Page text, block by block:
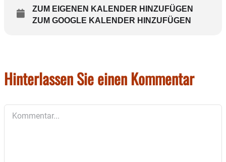
ZUM EIGENEN KALENDER HINZUFÜGEN
ZUM GOOGLE KALENDER HINZUFÜGEN
Hinterlassen Sie einen Kommentar